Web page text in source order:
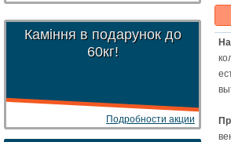
Каміння в подарунок до
60кг!
Подробности акции